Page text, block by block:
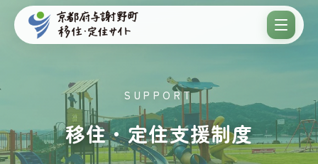
SUPPORT
移住・定住支援制度